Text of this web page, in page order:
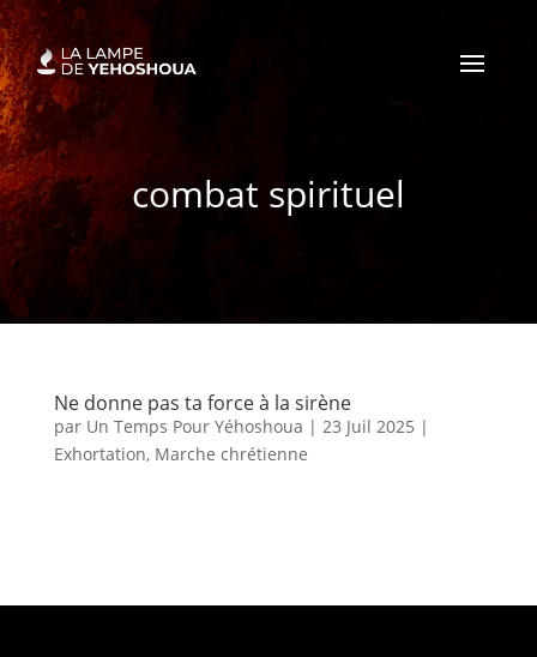
combat spirituel
Ne donne pas ta force à la sirène
par Un Temps Pour Yéhoshoua | 23 Juil 2025 |
Exhortation, Marche chrétienne